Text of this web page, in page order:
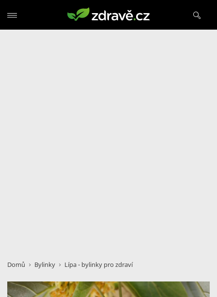
Domů Bylinky Lípa - bylinky pro zdraví